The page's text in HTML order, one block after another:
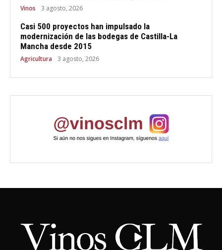
Vinos 3 agosto, 2026
Casi 500 proyectos han impulsado la
modernización de las bodegas de Castilla-La
Mancha desde 2015
Agricultura 3 agosto, 2026